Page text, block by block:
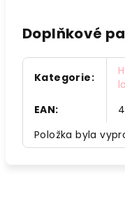
Doplňkové
Kategorie:
EAN:
Položka byla